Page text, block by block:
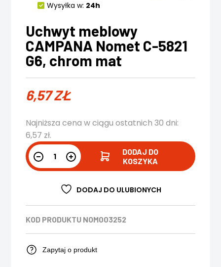
Wysyłka w: 24h
Uchwyt meblowy
CAMPANA Nomet C-5821
G6, chrom mat
6,57ZŁ
Najniższa cena w ciągu ostatnich 30 dni:
6,57 zł.
DODAJ DO
KOSZYKA
DODAJ DO ULUBIONYCH
KOD PRODUKTU NOM003252
Zapytaj o produkt